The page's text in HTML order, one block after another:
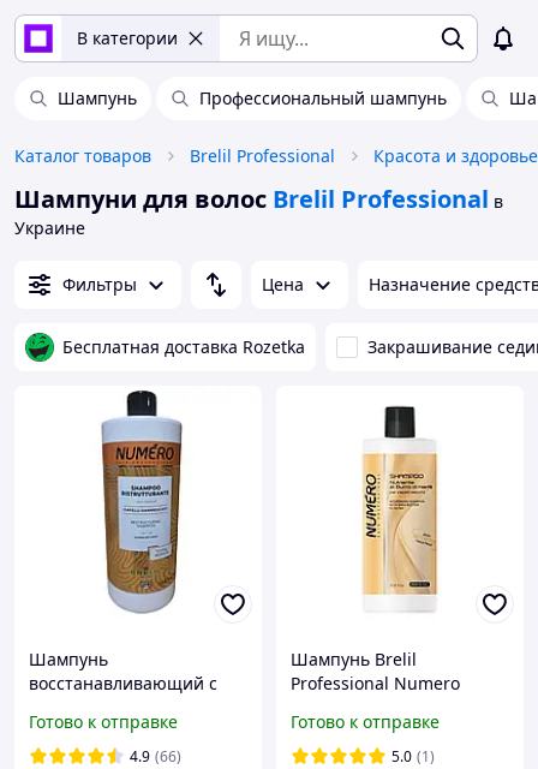
В категории
Шампунь Профессиональный шампунь
Каталог товаров Brelil Professional Красота и здоровье
Шампуни для волос Brelil Professional в
Украине
Фильтры Цена Назначение
Бесплатная доставка Rozetka Закрашивание
Шампунь
восстанавливающий с
Brelil
Готово к отправке
4.9 (66)
Шампунь Brelil
Professional Numero
каритэ и авокадо 1000 мл
Готово к отправке
5.0 (1)